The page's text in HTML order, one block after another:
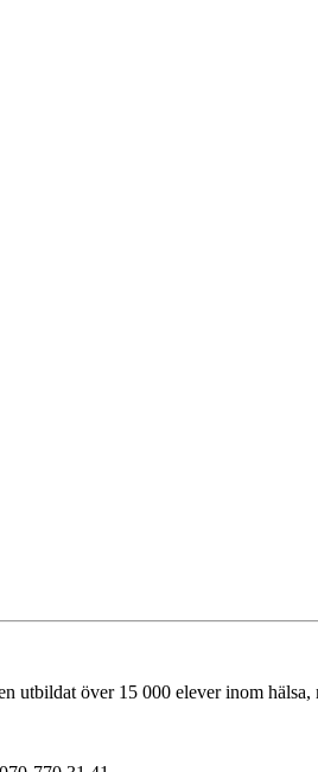
utbildat över 15 000 elever inom